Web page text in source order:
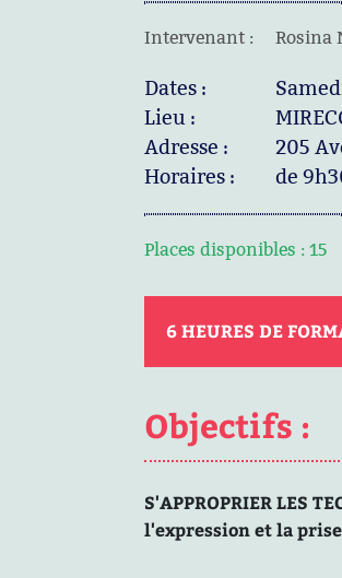
Intervenant : Rosina
Dates :
Lieu :
Adresse :
205
Horaires :
de
Places disponibles : 15
6 HEURES DE
Objectifs :
S'APPROPRIER LES
l'expression et la